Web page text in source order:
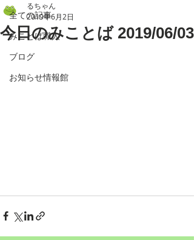
全ての記事
みことば職人
ブログ
お知らせ情報館
今日のみことば 2019/06/03
るちゃん
2019年6月2日